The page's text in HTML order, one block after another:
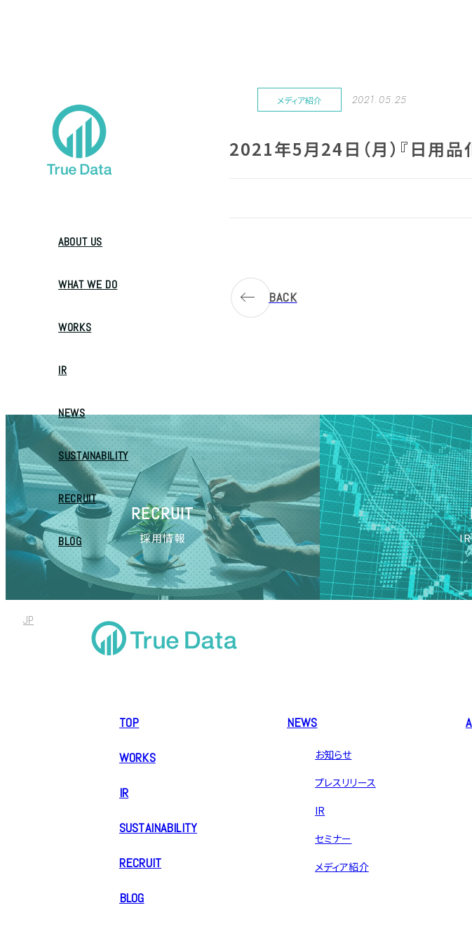
ABOUT US
WHAT WE DO
WORKS
IR
NEWS
SUSTAINABILITY
RECRUIT
BLOG
JP
メディア紹介 2021.05.25
2021年5月24日（月）『日用
BACK
RECRUIT
採用情報
TOP
WORKS
IR
SUSTAINABILITY
RECRUIT
BLOG
NEWS
お知らせ
プレスリリース
IR
セミナー
メディア紹介